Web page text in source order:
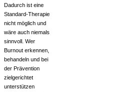
Dadurch ist eine
Standard-Therapie
nicht möglich und
wäre auch niemals
sinnvoll. Wer
Burnout erkennen,
behandeln und bei
der Prävention
zielgerichtet
unterstützen